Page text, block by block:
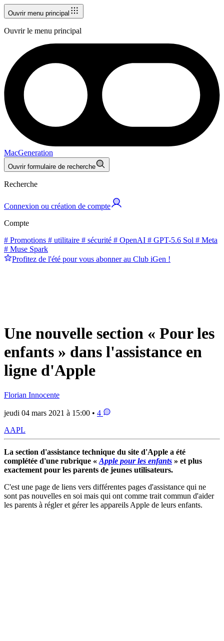
Ouvrir menu principal
Ouvrir le menu principal
MacGeneration
Ouvrir formulaire de recherche
Recherche
Connexion ou création de compte
Compte
# Promotions # utilitaire # sécurité # OpenAI # GPT-5.6 Sol # Meta
# Muse Spark
Profitez de l'été pour vous abonner au Club iGen !
Une nouvelle section « Pour les
enfants » dans l'assistance en
ligne d'Apple
Florian Innocente
jeudi 04 mars 2021 à 15:00 • 4
AAPL
La section d'assistance technique du site d'Apple a été
complétée d'une rubrique « Apple pour les enfants » et plus
exactement pour les parents de jeunes utilisateurs.
C'est une page de liens vers différentes pages d'assistance qui ne
sont pas nouvelles en soi mais qui ont comme trait commun d'aider
les parents à régler et gérer les appareils Apple de leurs enfants.